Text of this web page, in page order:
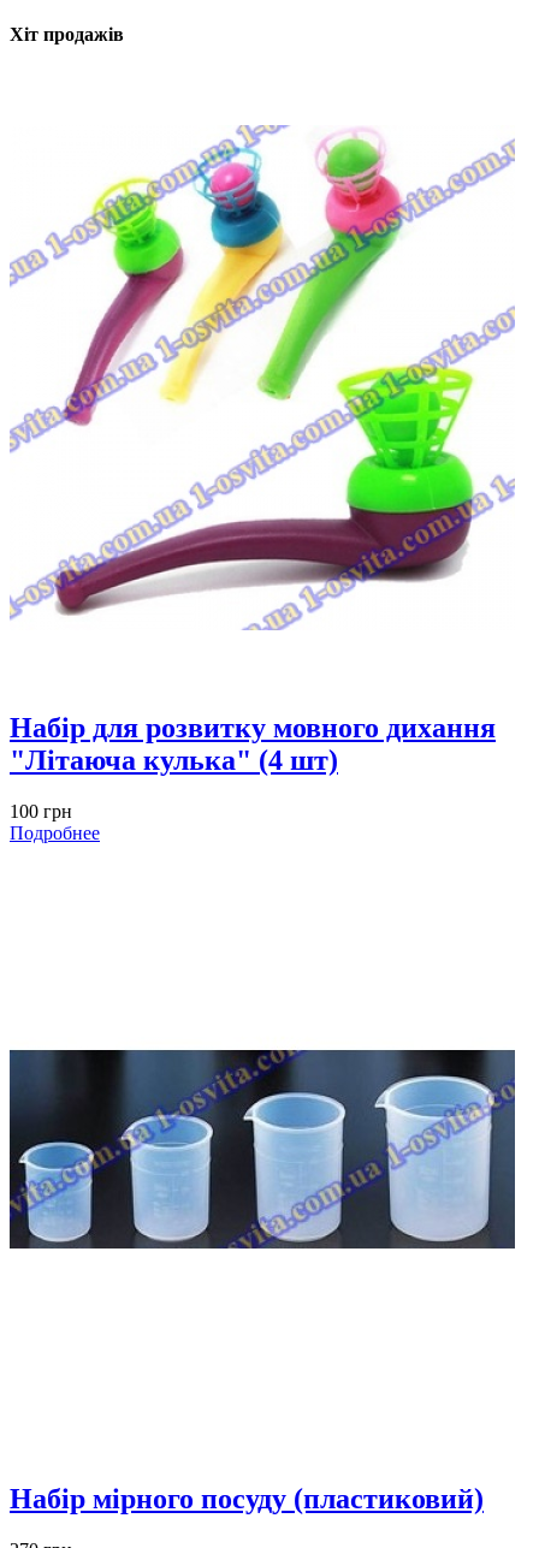
Хіт продажів
Набiр для розвитку мовного дихання
"Літаюча кулька" (4 шт)
100 грн
Подробнее
Набір мірного посуду (пластиковий)